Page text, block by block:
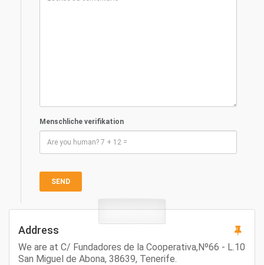
Menschliche verifikation
Address
We are at C/ Fundadores de la Cooperativa,Nº66 - L.10
San Miguel de Abona, 38639, Tenerife.